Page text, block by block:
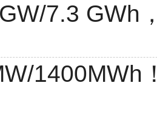
7.3 GWh
1400MWh